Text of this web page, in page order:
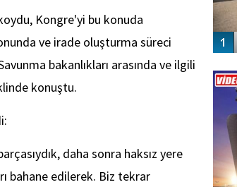
Kongre'yi bu konuda
ve irade oluşturma süreci
bakanlıkları arasında ve ilgili
konuştu.
daha sonra haksız yere
bahane edilerek. Biz tekrar